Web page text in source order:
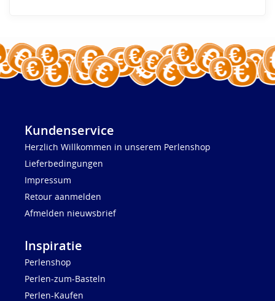
Kundenservice
Herzlich Willkommen in unserem Perlenshop
Lieferbedingungen
Impressum
Retour aanmelden
Afmelden nieuwsbrief
Inspiratie
Perlenshop
Perlen-zum-Basteln
Perlen-Kaufen